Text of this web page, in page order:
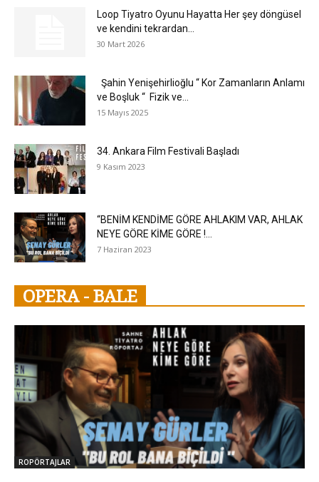
Loop Tiyatro Oyunu Hayatta Her şey döngüsel
ve kendini tekrardan...
30 Mart 2026
Şahin Yenişehirlioğlu “ Kor Zamanların Anlamı
ve Boşluk “ Fizik ve...
15 Mayıs 2025
34. Ankara Film Festivali Başladı
9 Kasım 2023
“BENİM KENDİME GÖRE AHLAKIM VAR, AHLAK
NEYE GÖRE KİME GÖRE !...
7 Haziran 2023
OPERA - BALE
ROPÖRTAJLAR